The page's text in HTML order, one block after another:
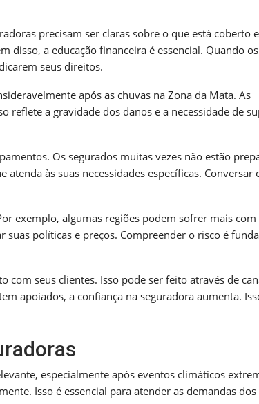
precisam ser claras sobre o que está coberto
disso, a educação financeira é essencial. Quando os
seus direitos.
após as chuvas na Zona da Mata. As
reflete a gravidade dos danos e a necessidade de
Os segurados muitas vezes não estão
às suas necessidades específicas. Conversar
exemplo, algumas regiões podem sofrer mais com
suas políticas e preços. Compreender o risco é
seus clientes. Isso pode ser feito através de
apoiados, a confiança na seguradora aumenta.
especialmente após eventos climáticos
Isso é essencial para atender as demandas dos